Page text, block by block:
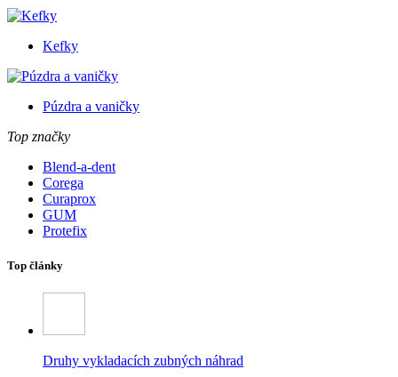
Kefky
Púzdra a vaničky
Top značky
Blend-a-dent
Corega
Curaprox
GUM
Protefix
Top články
Druhy vykladacích zubných náhrad